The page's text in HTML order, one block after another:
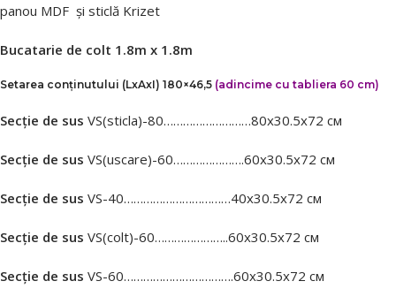
panou MDF și sticlă Krizet
Bucatarie de colt 1.8m x 1.8m
Setarea conținutului (LxAxI) 180×46,5 (adincime cu tabliera 60 cm)
Secție de sus VS(sticla)-80………………………80х30.5х72 см
Secție de sus VS(uscare)-60………………….60х30.5х72 см
Secție de sus VS-40……………………………40х30.5х72 см
Secție de sus VS(colt)-60…………………..60х30.5х72 см
Secție de sus VS-60…………………………….60х30.5х72 см